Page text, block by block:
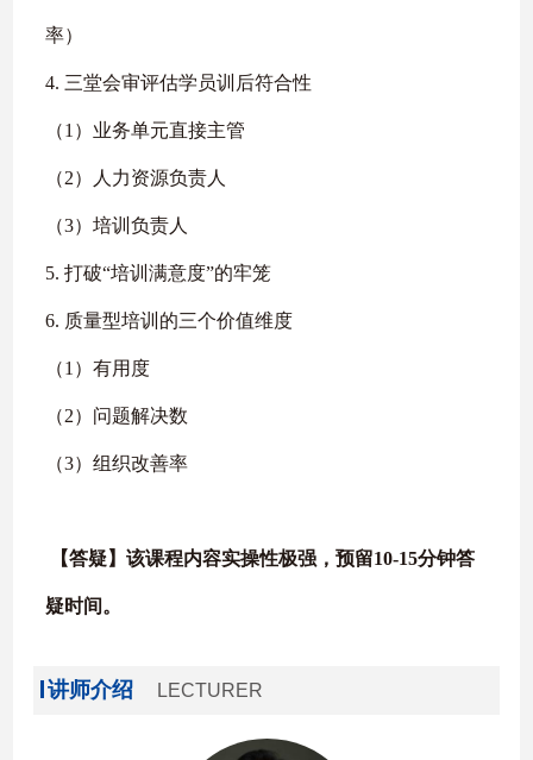
率）
4. 三堂会审评估学员训后符合性
（1）业务单元直接主管
（2）人力资源负责人
（3）培训负责人
5. 打破“培训满意度”的牢笼
6. 质量型培训的三个价值维度
（1）有用度
（2）问题解决数
（3）组织改善率
【答疑】该课程内容实操性极强，预留10-15分钟答
疑时间。
讲师介绍 LECTURER